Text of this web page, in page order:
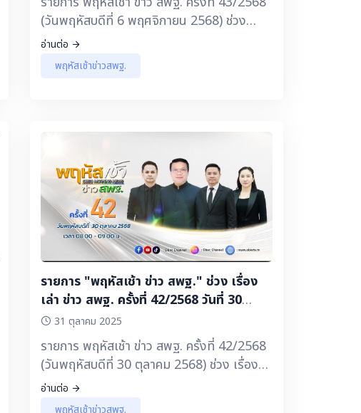
(วันพฤหัสบดีที่ 6 พฤศจิกายน 2568) ช่วง
เรื่องเล่า ข่าว สพฐ. 🔽 ▶️ โครงการพระราชดำริ
: การน้อมนำพระบรมราโชบายด้านการศึกษา
ในหลวงรัชกาลที่ 10 สู่การปฏิบัติ โรงเรียนท่า
ศิลปะการแสดงโขน ▶️ สารคดีเฉลิมพระเกียรติ
ราชกรณียกิจ “ด้านการศึกษา” ▶️ เลขาฯ พิเชฐ
ชี้ชัด ▶️ ชวนคิด ชวนคุย - “จากห้องเรียนสู่โลก
ดิจิทัล : พัฒนาครูและนักเรียนด้วยเทคโนโลยี
Coding และ AI” โรงเรียนกรับใหญ่ว่องกุศล
กิจพิทยาคม สพม.ราชบุรี ▶️ ประชาสัมพันธ์จาก
เขตพื้นที่การศึกษา - สมเด็จพระกนิษฐาธิราช
เจ้า พระราชทานรางวัลสมเด็จเจ้าฟ้ามหาจักรี
ครั้งที่ 6 ครู โรงเรียนบ้านกองม่องทะ สุดยอด
ครูผู้เปลี่ยนแปลงชีวิตศิษย์ ▶️ ประชาสัมพันธ์
อ่านต่อ
พฤหัสเช้าข่าวสพฐ.
รายการ "พฤหัสเช้า ข่าว สพฐ." ช่วง เรื่อง
เล่า ข่าว สพฐ. ครั้งที่ 42/2568 วันที่ 30
ตุลาคม 2568
31 ตุลาคม 2025
รายการ พฤหัสเช้า ข่าว สพฐ. ครั้งที่ 42/2568
(วันพฤหัสบดีที่ 30 ตุลาคม 2568) ช่วง เรื่อง
เล่า ข่าว สพฐ. 🔽 ▶️ โครงการพระราชดำริ :
“สร้างสรรค์ความดีตามรอยพ่อต่อยอดความพอ
อ่านต่อ
พฤหัสเช้าข่าวสพฐ.